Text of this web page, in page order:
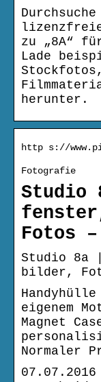
zu „8A“
Lade
herunter.
http s://
Fotografie
Studio
Fotos
Studio 8a
bilder,
eigenem
Magnet
Normaler